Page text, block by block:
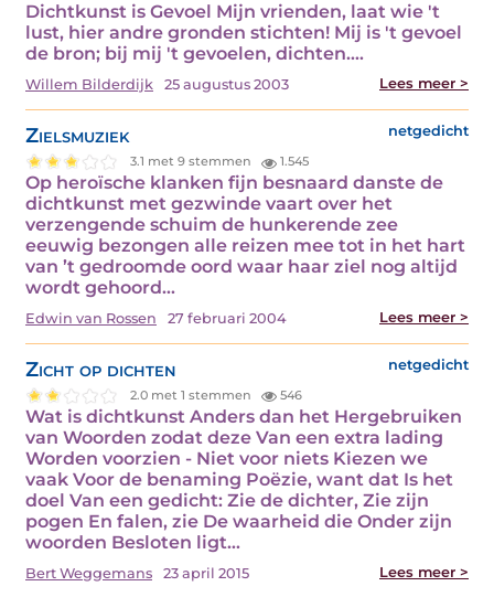
Dichtkunst is Gevoel Mijn vrienden, laat wie 't
lust, hier andre gronden stichten! Mij is 't gevoel
de bron; bij mij 't gevoelen, dichten.…
Willem Bilderdijk 25 augustus 2003 Lees meer >
Zielsmuziek netgedicht
3.1 met 9 stemmen 1.545
Op heroïsche klanken fijn besnaard danste de
dichtkunst met gezwinde vaart over het
verzengende schuim de hunkerende zee
eeuwig bezongen alle reizen mee tot in het hart
van ’t gedroomde oord waar haar ziel nog altijd
wordt gehoord…
Edwin van Rossen 27 februari 2004 Lees meer >
Zicht op dichten netgedicht
2.0 met 1 stemmen 546
Wat is dichtkunst Anders dan het Hergebruiken
van Woorden zodat deze Van een extra lading
Worden voorzien - Niet voor niets Kiezen we
vaak Voor de benaming Poëzie, want dat Is het
doel Van een gedicht: Zie de dichter, Zie zijn
pogen En falen, zie De waarheid die Onder zijn
woorden Besloten ligt…
Bert Weggemans 23 april 2015 Lees meer >